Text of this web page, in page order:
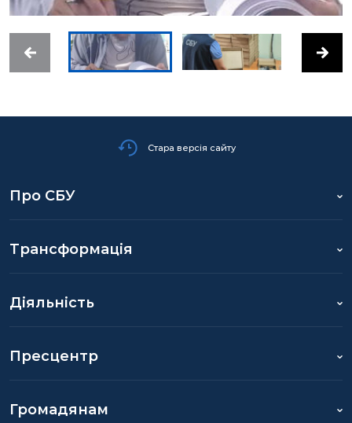
Стара версія сайту
Про СБУ
Трансформація
Діяльність
Пресцентр
Громадянам